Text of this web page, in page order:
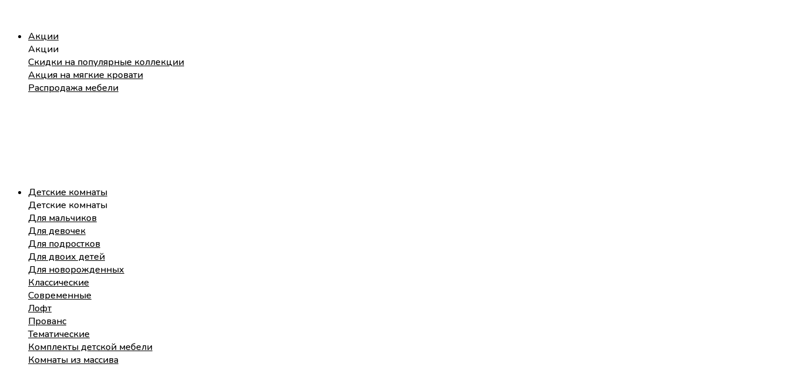
Акции
Акции
Скидки на популярные коллекции
Акция на мягкие кровати
Распродажа мебели
Детские комнаты
Детские комнаты
Для мальчиков
Для девочек
Для подростков
Для двоих детей
Для новорожденных
Классические
Современные
Лофт
Прованс
Тематические
Комплекты детской мебели
Комнаты из массива